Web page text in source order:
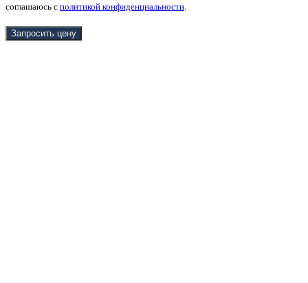
соглашаюсь с политикой конфиденциальности
Запросить цену